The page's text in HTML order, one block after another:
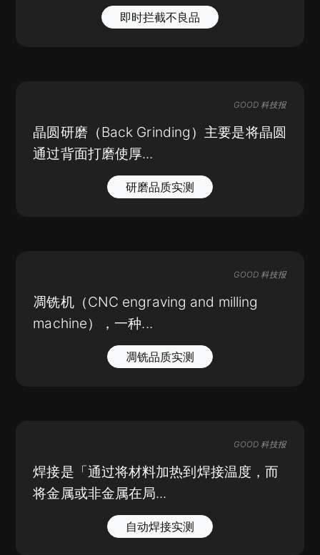
即时拦截不良品
GOOD 科技报
晶圆研磨（Back Grinding）主要是将晶圆
通过背面打磨使厚...
研磨品质实测
GOOD 科技报
凋铣机（CNC engraving and milling
machine），一种...
凋铣品质实测
GOOD 科技报
焊接是「通过将材料加热到焊接温度，而
将金属或非金属在局...
自动焊接实测